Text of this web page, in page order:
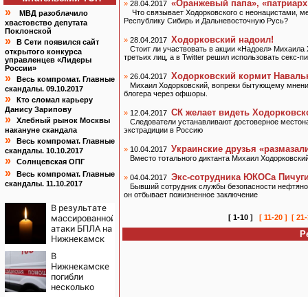
»
МВД разоблачило
хвастовство депутата
Поклонской
»
В Сети появился сайт
открытого конкурса
управленцев «Лидеры
России»
»
Весь компромат. Главные
скандалы. 09.10.2017
»
Кто сломал карьеру
Данису Зарипову
»
Хлебный рынок Москвы
накануне скандала
»
Весь компромат. Главные
скандалы. 10.10.2017
» Солнцевская ОПГ
»
Весь компромат. Главные
скандалы. 11.10.2017
В результате
массированной
атаки БПЛА на
Нижнекамск
В
Нижнекамске
погибли
несколько
» 28.04.2017 «Оранжевый папа»,
Что связывает Ходорковского с
Республику Сибирь и Дальневосточную Русь?
» 28.04.2017 Ходорковский надоил!
Стоит ли участвовать в акции «Надоел» Михаила
третьих лиц, а в Twitter решил использовать секс-
» 26.04.2017 Ходорковский кормит
Михаил Ходорковский, вопреки бытующему
блогера через офшоры.
» 12.04.2017 СК желает видеть
Следователи устанавливают достоверное
экстрадиции в Россию
» 10.04.2017 Украинские друзья
Вместо тотального диктанта Михаил
» 04.04.2017 Экс-сотрудника ЮКОСа
Бывший сотрудник службы безопасности
он отбывает пожизненное заключение
[ 1-10 ] [ 11-20 ] [